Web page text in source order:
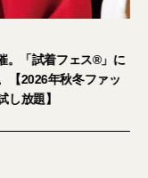
。「試着フェス®︎」に
【2026年秋冬ファッ
し放題】